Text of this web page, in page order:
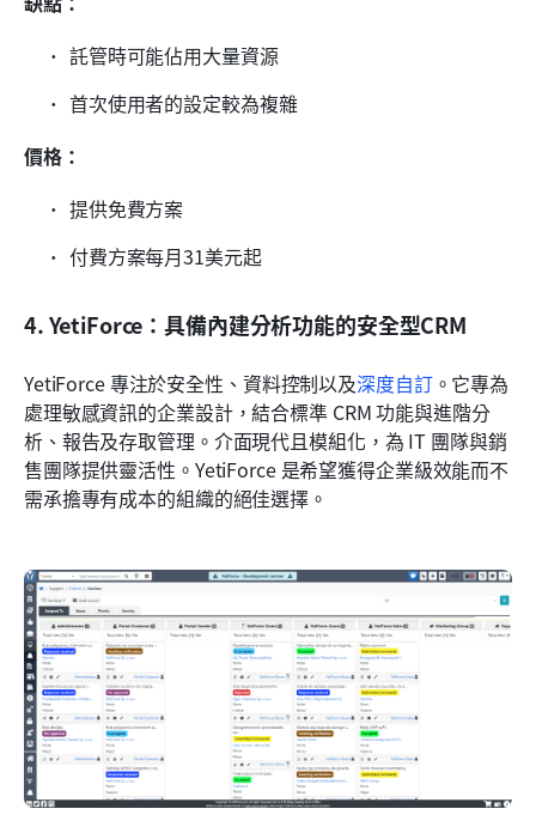
託管時可能佔用大量資源
首次使用者的設定較為複雜
價格：
提供免費方案
付費方案每月31美元起
4. YetiForce：具備內建分析功能的安全型CRM
YetiForce 專注於安全性、資料控制以及深度自訂。它專為
處理敏感資訊的企業設計，結合標準 CRM 功能與進階分
析、報告及存取管理。介面現代且模組化，為 IT 團隊與銷
售團隊提供靈活性。YetiForce 是希望獲得企業級效能而不
需承擔專有成本的組織的絕佳選擇。